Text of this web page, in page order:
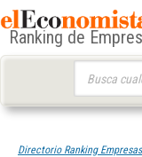
Ranking de
Directorio Ranking Empresas